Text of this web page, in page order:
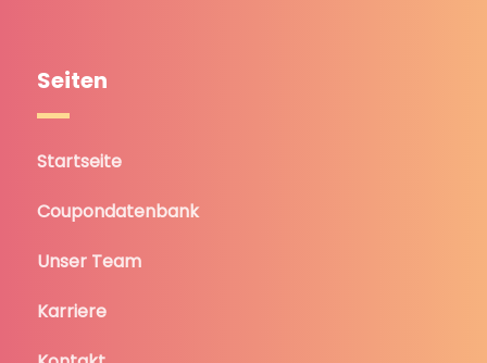
Seiten
Startseite
Coupondatenbank
Unser Team
Karriere